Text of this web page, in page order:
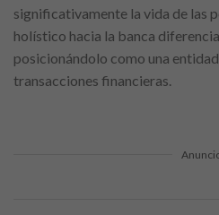
significativamente la vida de las
holístico hacia la banca
posicionándolo como una
transacciones financieras.